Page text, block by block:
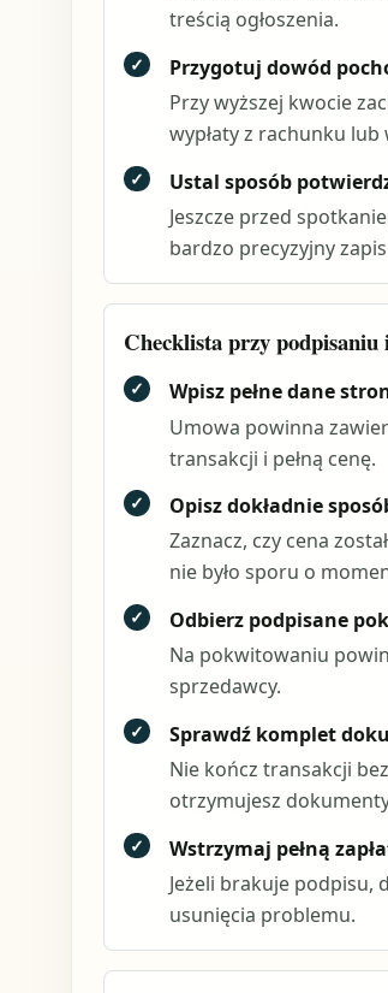
treścią ogłoszenia.
✓
Przygotuj dowód
Przy wyższej kwocie
wypłaty z rachunku
✓
Ustal sposób
Jeszcze przed
bardzo precyzyjny
Checklista przy
✓
Wpisz pełne dane
Umowa powinna
transakcji i pełną cenę.
✓
Opisz dokładnie
Zaznacz, czy cena
nie było sporu o
✓
Odbierz podpisane
Na pokwitowaniu
sprzedawcy.
✓
Sprawdź komplet
Nie kończ transakcji
otrzymujesz
✓
Wstrzymaj pełną
Jeżeli brakuje podpisu,
usunięcia problemu.